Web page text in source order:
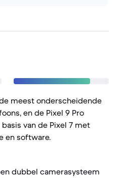
meest onderscheidende
en de Pixel 9 Pro
van de Pixel 7 met
en software.
dubbel camerasysteem